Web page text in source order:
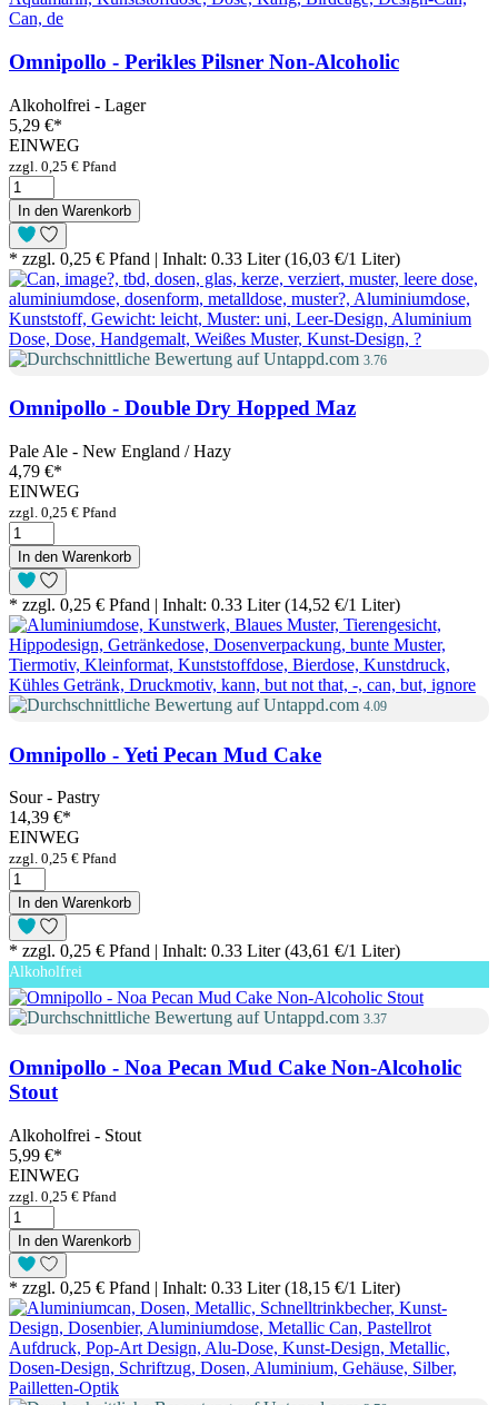
Omnipollo - Perikles Pilsner Non-Alcoholic
Alkoholfrei - Lager
5,29 €*
EINWEG
zzgl. 0,25 € Pfand
In den Warenkorb
* zzgl. 0,25 € Pfand | Inhalt: 0.33 Liter (16,03 €/1 Liter)
3.76
Omnipollo - Double Dry Hopped Maz
Pale Ale - New England / Hazy
4,79 €*
EINWEG
zzgl. 0,25 € Pfand
In den Warenkorb
* zzgl. 0,25 € Pfand | Inhalt: 0.33 Liter (14,52 €/1 Liter)
4.09
Omnipollo - Yeti Pecan Mud Cake
Sour - Pastry
14,39 €*
EINWEG
zzgl. 0,25 € Pfand
In den Warenkorb
* zzgl. 0,25 € Pfand | Inhalt: 0.33 Liter (43,61 €/1 Liter)
Alkoholfrei
3.37
Omnipollo - Noa Pecan Mud Cake Non-Alcoholic
Stout
Alkoholfrei - Stout
5,99 €*
EINWEG
zzgl. 0,25 € Pfand
In den Warenkorb
* zzgl. 0,25 € Pfand | Inhalt: 0.33 Liter (18,15 €/1 Liter)